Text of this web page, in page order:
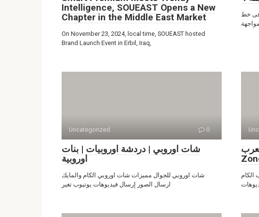
Intelligence, SOUEAST Opens a New
Chapter in the Middle East Market
On November 23, 2024, local time, SOUEAST hosted
Brand Launch Event in Erbil, Iraq,
فى خط
Uncategorized 0
شات اوروبي | دردشة اوروبيات | بنات
اوروبية
شات اوروبي للجوال مميزات شات اوروبي الكام والمايك
ارسال الصور إرسال فيديوهات يوتيوب تغير
|